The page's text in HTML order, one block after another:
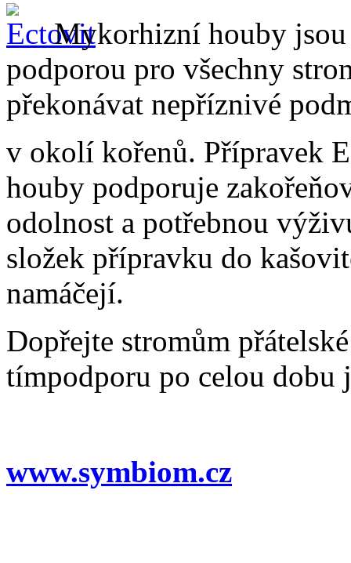
Mykorhizní houby jsou
podporou pro všechny
překonávat nepříznivé
v okolí kořenů. Přípravek
houby podporuje
odolnost a potřebnou
složek přípravku do
namáčejí.
Dopřejte stromům
tímpodporu po celou dobu
www.symbiom.cz